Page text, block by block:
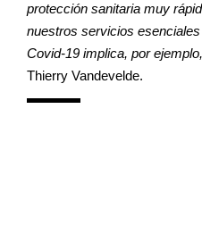
protección sanitaria muy
nuestros servicios
Covid-19 implica, por
Thierry Vandevelde.